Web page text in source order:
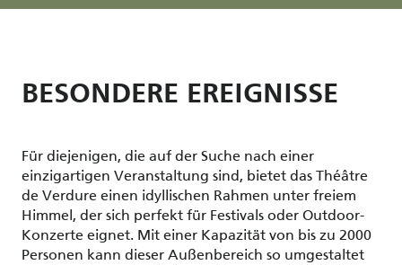
BESONDERE EREIGNISSE
Für diejenigen, die auf der Suche nach einer
einzigartigen Veranstaltung sind, bietet das Théâtre
de Verdure einen idyllischen Rahmen unter freiem
Himmel, der sich perfekt für Festivals oder Outdoor-
Konzerte eignet. Mit einer Kapazität von bis zu 2000
Personen kann dieser Außenbereich so umgestaltet